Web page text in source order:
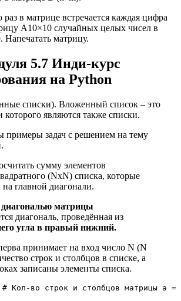
раз в матрице встречается каждая цифра
А10×10 случайных целых чисел в
Напечатать матрицу.
5.7 Инди-курс
на Python
списки). Вложенный список – это
которого являются также списки.
примеры задач с решением на тему
сумму элементов
(NxN) списка, которые
главной диагонали.
диагональю матрицы
диагональ, проведённая из
угла в правый нижний.
принимает на вход число N (N
строк и столбцов в списке, а
записаны элементы списка.
во строк и столбцов матрицы a